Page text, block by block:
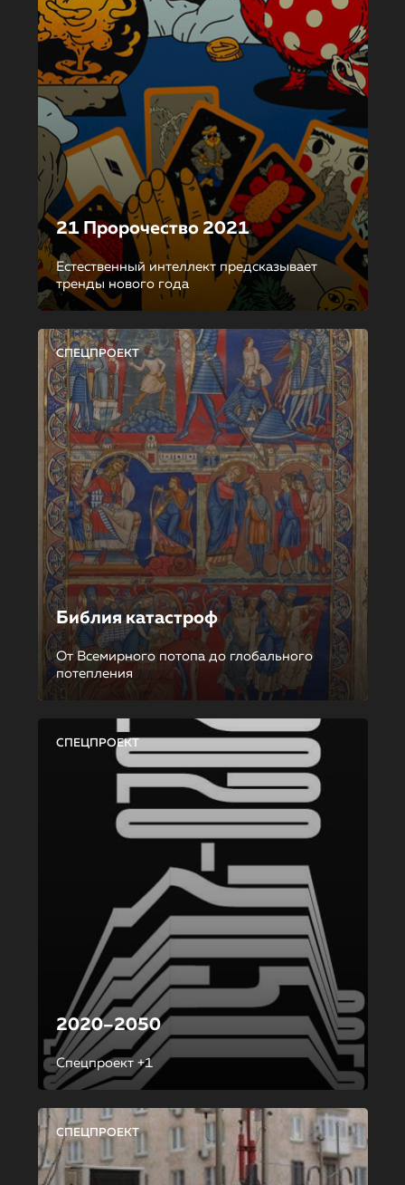
21 Пророчество 2021
Естественный интеллект предсказывает
тренды нового года
СПЕЦПРОЕКТ
Библия катастроф
От Всемирного потопа до глобального
потепления
СПЕЦПРОЕКТ
2020–2050
Спецпроект +1
СПЕЦПРОЕКТ